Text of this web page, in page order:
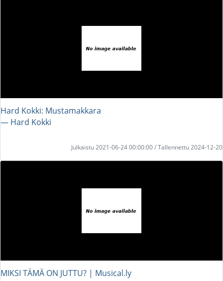
Hard Kokki: Mustamakkara
― Hard Kokki
Julkaistu 2021-06-24 00:00:00 / Tallennettu 2024-12-20
MIKSI TÄMÄ ON JUTTU? | Musical.ly